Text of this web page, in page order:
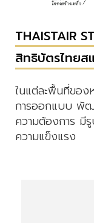
THAISTAIR
สิทธิบัตรไทยส
ในแต่ละพื้นที่ของ
การออกแบบ พัฒ
ความต้องการ มี
ความแข็งแรง